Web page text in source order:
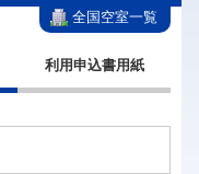
全国空室一覧
利用申込書用紙